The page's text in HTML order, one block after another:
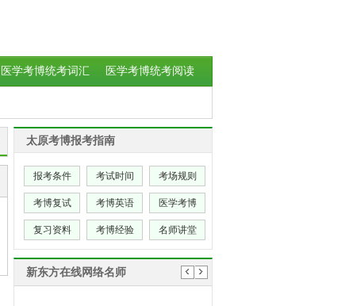
医学考博统考词汇 医学考博统考阅读
太原考博报考指南
报考条件 考试时间 考场规则
考博复试 考博英语 医学考博
复习资料 考博经验 名师讲堂
新东方在线网络名师